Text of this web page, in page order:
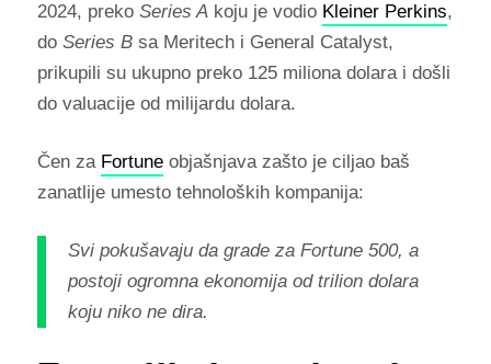
2024, preko Series Akoju je vodio Kleiner Perkins,
do Series Bsa Meritech i General Catalyst,
prikupili su ukupno preko 125 miliona dolara i došli
do valuacije od milijardu dolara.
Čen za Fortuneobjašnjava zašto je ciljao baš
zanatlije umesto tehnoloških kompanija:
Svi pokušavaju da grade za Fortune 500, a
postoji ogromna ekonomija od trilion dolara
koju niko ne dira.